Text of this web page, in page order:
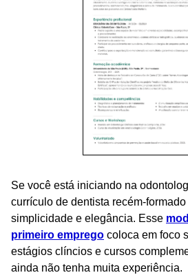
Se você está iniciando na
currículo de dentista recém-
simplicidade e elegância. Esse
primeiro emprego coloca em foco
estágios clíncios e cursos
ainda não tenha muita experiência.